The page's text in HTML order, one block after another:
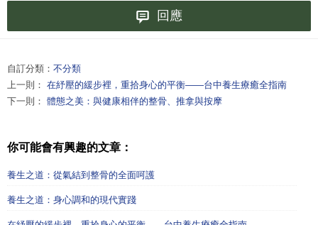
回應
自訂分類： 不分類
上一則： 在紓壓的緩步裡，重拾身心的平衡——台中養生療癒全指南
下一則： 體態之美：與健康相伴的整骨、推拿與按摩
你可能會有興趣的文章：
養生之道：從氣結到整骨的全面呵護
養生之道：身心調和的現代實踐